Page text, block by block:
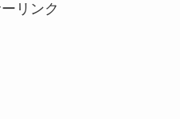
リンク